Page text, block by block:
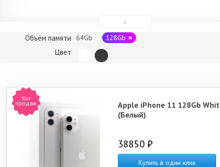
iPhone 16 Pro Max
iPhone 17e
↓
Объём памяти 64Gb 128Gb
Цвет
Хит
продаж
Apple iPhone 11 128Gb
(Белый)
38850 ₽
Купить в один клик